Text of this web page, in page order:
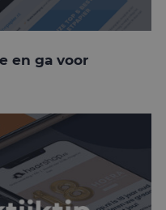
en ga voor